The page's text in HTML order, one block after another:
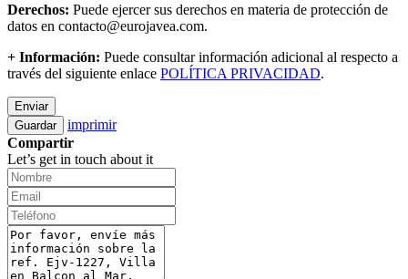
Derechos: Puede ejercer sus derechos en materia de protección de
datos en contacto@eurojavea.com.
+ Información: Puede consultar información adicional al respecto a
través del siguiente enlace POLÍTICA PRIVACIDAD.
Enviar
Guardar
imprimir
Compartir
Let’s get in touch about it